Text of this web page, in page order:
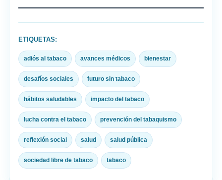
ETIQUETAS:
adiós al tabaco avances médicos bienestar
desafíos sociales futuro sin tabaco
hábitos saludables impacto del tabaco
lucha contra el tabaco prevención del tabaquismo
reflexión social salud salud pública
sociedad libre de tabaco tabaco